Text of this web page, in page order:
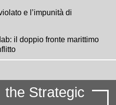
e l’impunità di
il doppio fronte marittimo
the Strategic